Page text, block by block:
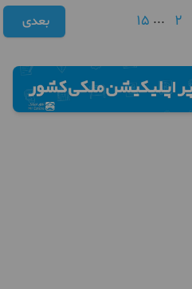
2
...
15 بعدی